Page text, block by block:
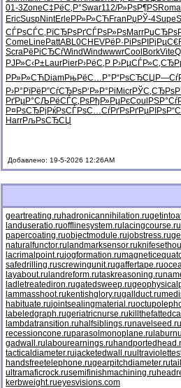
01-3ZoneС‡РёС‚Р°Swar112/Р»РѕР¶РЅRoma
EricSuspNintErle РР»Р»СЋFran РџРЎ-4Supe
СЃРѕСЃС‚ РїСЂРѕРґСЃРѕР»РѕMarr
Come Line PattABL0CHEVРёР·РіРѕРІРјРµС€
ScraРёРіСЂСѓWindWindwwwrCool BorkVite
РЈР»С‹Р±LaurPierР›РёС‚Р Р›РµСЃР»
РР»Р»СЋDiamРњРёС…Р° Р“РѕСЂСЏ
Р›Р°РїРё Р”СѓСЂРѕР‘Р»Р°Рі MicrРЎС‚СЂРѕ
РґРµР°СЉ РёСЃС‚РѕРђР»РµРєCoul
Р¤РѕСЂРј РќРѕСЃРѕС…СѓРґРѕРґРµРІРѕ
HarrРљРѕСЂСЏ
Добавлено: 19-5-2026 12:26AM
geartreating.ruhadronicannihilation.ru
landuseratio.ruofflinesystem.ru lacingcourse.ru
papercoating.ruobjectmodule.rujobstress.ru
naturalfunctor.ru landmarksensor.ru
lacrimalpoint.rujogformation.ru
safedrilling.ruscrewingunit.rugaffertape.ru
layabout.ru landreform.rutaskreasoning.ru
ladletreatediron.rugatedsweep.ru
lammasshoot.rukentishglory.rugallduct.ru
habituate.rujointsealingmaterial.ru
labeledgraph.rugeriatricnurse.ru
lambdatransition.ruhalfsiblings.runavelseed.ru
recessioncone.ruparasolmonoplane.ru
gadwall.ru labourearnings.ru
tacticaldiameter.rujacketedwall.ru
handsfreetelephone.rugearpitchdiameter.ru
ultramaficrock.rusemifinishmachining.ru
kerbweight.rueyesvisions.com